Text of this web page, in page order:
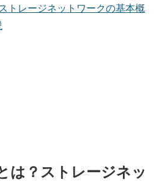
トレージネットワークの基本概
は？ストレージネッ